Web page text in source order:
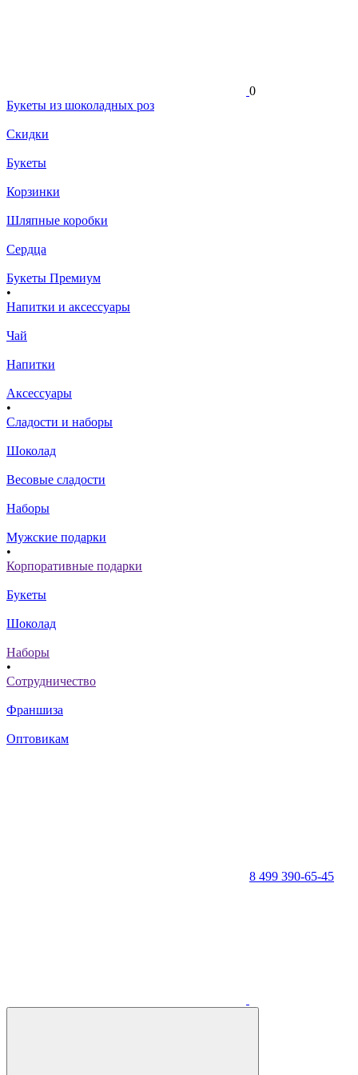
0
Букеты из шоколадных роз
Скидки
Букеты
Корзинки
Шляпные коробки
Сердца
Букеты Премиум
•
Напитки и аксессуары
Чай
Напитки
Аксессуары
•
Сладости и наборы
Шоколад
Весовые сладости
Наборы
Мужские подарки
•
Корпоративные подарки
Букеты
Шоколад
Наборы
•
Сотрудничество
Франшиза
Оптовикам
8 499 390-65-45